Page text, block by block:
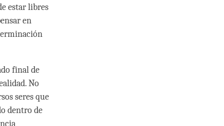
estar libres
en
final de
No
seres que
dentro de